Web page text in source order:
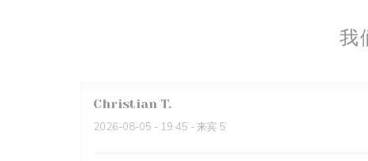
我
Christian T
2026-08-05 - 19:45 - 来宾 5